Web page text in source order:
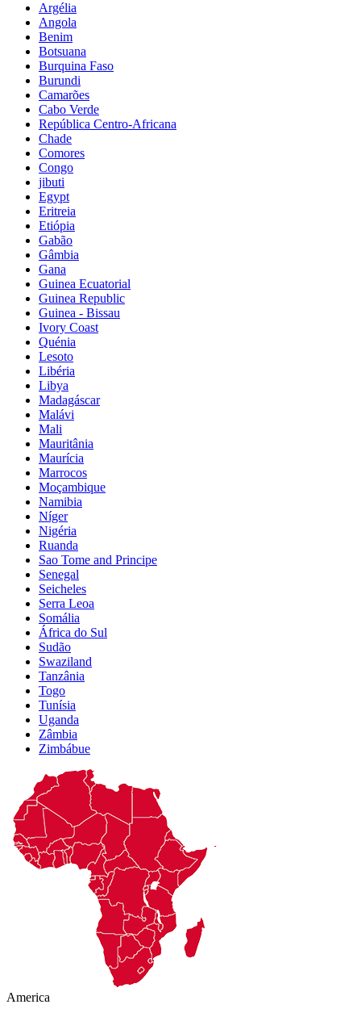
Argélia
Angola
Benim
Botsuana
Burquina Faso
Burundi
Camarões
Cabo Verde
República Centro-Africana
Chade
Comores
Congo
jibuti
Egypt
Eritreia
Etiópia
Gabão
Gâmbia
Gana
Guinea Ecuatorial
Guinea Republic
Guinea - Bissau
Ivory Coast
Quénia
Lesoto
Libéria
Libya
Madagáscar
Malávi
Mali
Mauritânia
Maurícia
Marrocos
Moçambique
Namibia
Níger
Nigéria
Ruanda
Sao Tome and Principe
Senegal
Seicheles
Serra Leoa
Somália
África do Sul
Sudão
Swaziland
Tanzânia
Togo
Tunísia
Uganda
Zâmbia
Zimbábue
America